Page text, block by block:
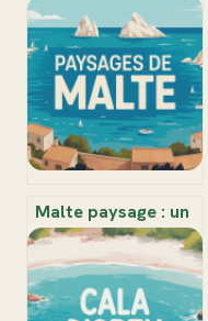
Malte paysage : un
voyage à travers
les joyaux naturels
et panoramas
uniques